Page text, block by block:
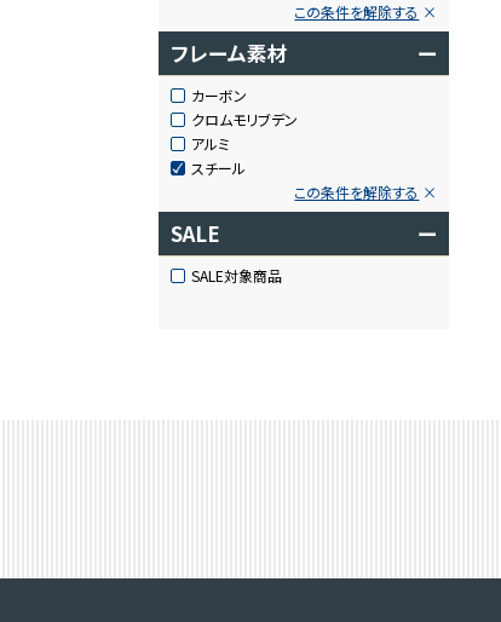
この条件を解除する
フレーム素材 ー
カーボン
クロムモリブデン
アルミ
スチール
この条件を解除する
SALE ー
SALE対象商品